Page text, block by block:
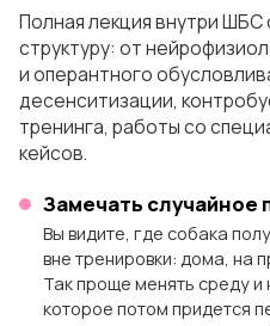
Полная лекция внутри
структуру: от
и оперантного
десенситизации,
тренинга, работы со
кейсов.
Замечать случайное
Вы видите, где собака
вне тренировки: дома, на
Так проще менять среду и
которое потом придется